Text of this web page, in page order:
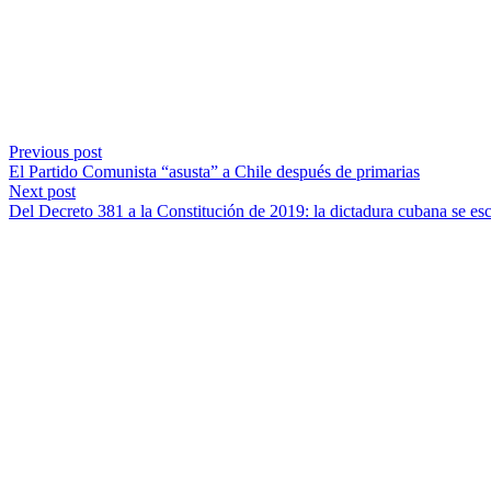
Previous post
El Partido Comunista “asusta” a Chile después de primarias
Next post
Del Decreto 381 a la Constitución de 2019: la dictadura cubana se